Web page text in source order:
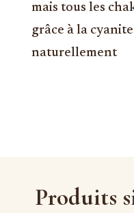
mais tous les
grâce à la
naturellement
Produits